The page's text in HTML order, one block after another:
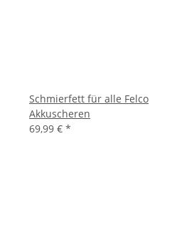
Schmierfett für alle Felco
Akkuscheren
69,99 € *